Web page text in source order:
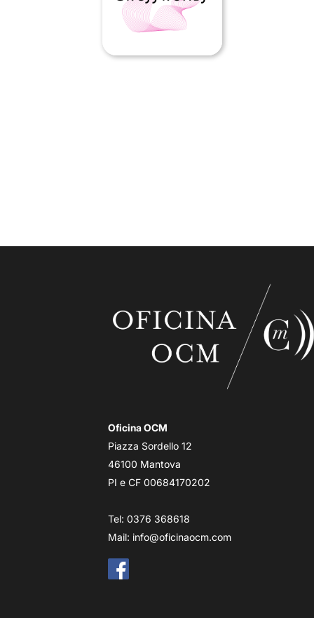
Oficina OCM
Piazza Sordello 12
46100 Mantova
PI e CF 00684170202
Tel: 0376 368618
Mail: info@oficinaocm.com